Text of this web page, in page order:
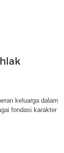
keluarga dalam
fondasi karakter